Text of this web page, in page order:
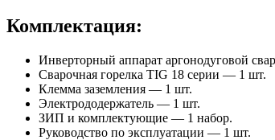
Комплектация:
Инверторный аппарат аргонодуговой
Сварочная горелка TIG 18 серии — 1 шт.
Клемма заземления — 1 шт.
Электрододержатель — 1 шт.
ЗИП и комплектующие — 1 набор.
Руководство по эксплуатации — 1 шт.